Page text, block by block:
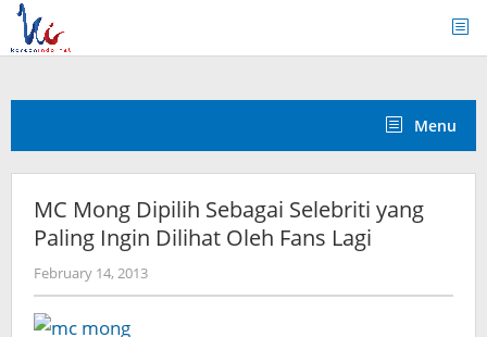
Skip
content
Menu
MC Mong Dipilih Sebagai Selebriti yang
Paling Ingin Dilihat Oleh Fans Lagi
February 14, 2013by
Koreanindo